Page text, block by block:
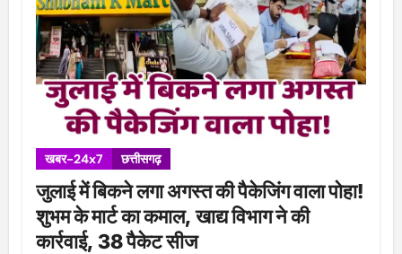
खबर-24x7 छत्तीसगढ़
जुलाई में बिकने लगा अगस्त की पैकेजिंग वाला पोहा!
शुभम के मार्ट का कमाल, खाद्य विभाग ने की
कार्रवाई, 38 पैकेट सीज